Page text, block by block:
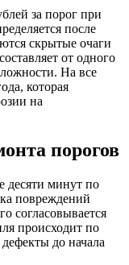
за порог при
после
скрытые очаги
от одного
На все
которая
на
порогов
десяти минут по
повреждений
согласовывается
происходит по
до начала